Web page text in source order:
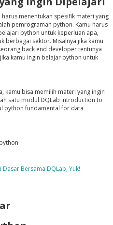
menentukan spesifik materi yang
pemrograman python. Kamu harus
python untuk keperluan apa,
berbagai sektor. Misalnya jika kamu
back end developer tentunya
kamu ingin belajar python untuk
kamu bisa memilih materi yang ingin
satu modul DQLab introduction to
python fundamental for data
Bersama DQLab, Yuk!